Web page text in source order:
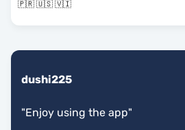
🇵🇷 🇺🇸 🇻🇮
dushi225
"Enjoy using the app"